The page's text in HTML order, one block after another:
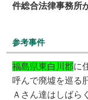
件総合法律事務所
参考事件
福島県東白川郡に
呼んで廃墟を巡る
Ａさん達はしばら